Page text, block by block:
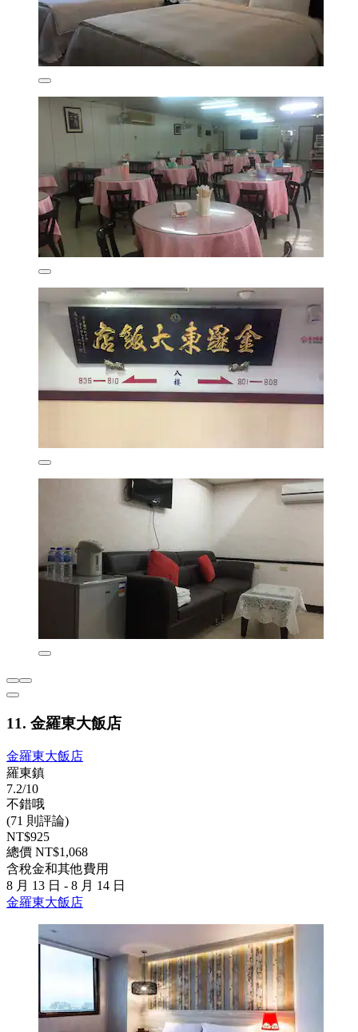
11. 金羅東大飯店
金羅東大飯店
羅東鎮
7.2/10
不錯哦
(71 則評論)
NT$925
總價 NT$1,068
含稅金和其他費用
8 月 13 日 - 8 月 14 日
金羅東大飯店